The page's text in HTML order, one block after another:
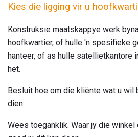
Kies die ligging vir u
Konstruksie maatskappye werk
hoofkwartier, of hulle 'n spesifieke
hanteer, of as hulle satellietkantore
het.
Besluit hoe om die kliënte wat u wil
dien.
Wees toeganklik. Waar jy die